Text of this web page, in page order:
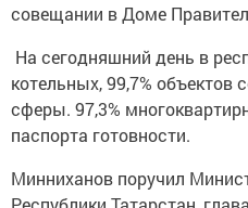
совещании в Доме
На сегодняшний день в
котельных, 99,7% объектов
сферы. 97,3%
паспорта готовности.
Минниханов поручил